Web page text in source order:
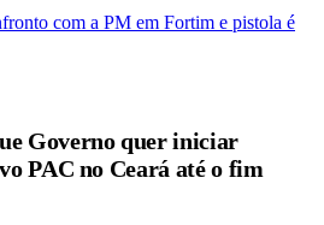
com a PM em Fortim e pistola é
Governo quer iniciar
PAC no Ceará até o fim